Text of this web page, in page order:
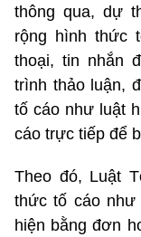
thông qua, dự
rộng hình thức
thoại, tin nhắn
trình thảo luận,
tố cáo như luật
cáo trực tiếp để
Theo đó, Luật
thức tố cáo như
hiện bằng đơn